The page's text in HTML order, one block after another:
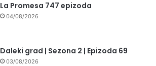
La Promesa 747 epizoda
04/08/2026
Daleki grad | Sezona 2 | Epizoda 69
03/08/2026